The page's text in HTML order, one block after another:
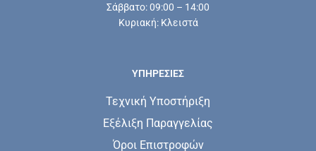
Σάββατο: 09:00 – 14:00
Κυριακή: Κλειστά
ΥΠΗΡΕΣΊΕΣ
Τεχνική Υποστήριξη
Εξέλιξη Παραγγελίας
Όροι Επιστροφών